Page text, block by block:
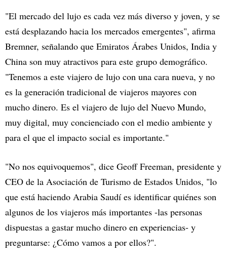
"El mercado del lujo es cada vez más diverso y joven, y se
está desplazando hacia los mercados emergentes", afirma
Bremner, señalando que Emiratos Árabes Unidos, India y
China son muy atractivos para este grupo demográfico.
"Tenemos a este viajero de lujo con una cara nueva, y no
es la generación tradicional de viajeros mayores con
mucho dinero. Es el viajero de lujo del Nuevo Mundo,
muy digital, muy concienciado con el medio ambiente y
para el que el impacto social es importante."
"No nos equivoquemos", dice Geoff Freeman, presidente y
CEO de la Asociación de Turismo de Estados Unidos, "lo
que está haciendo Arabia Saudí es identificar quiénes son
algunos de los viajeros más importantes -las personas
dispuestas a gastar mucho dinero en experiencias- y
preguntarse: ¿Cómo vamos a por ellos?".